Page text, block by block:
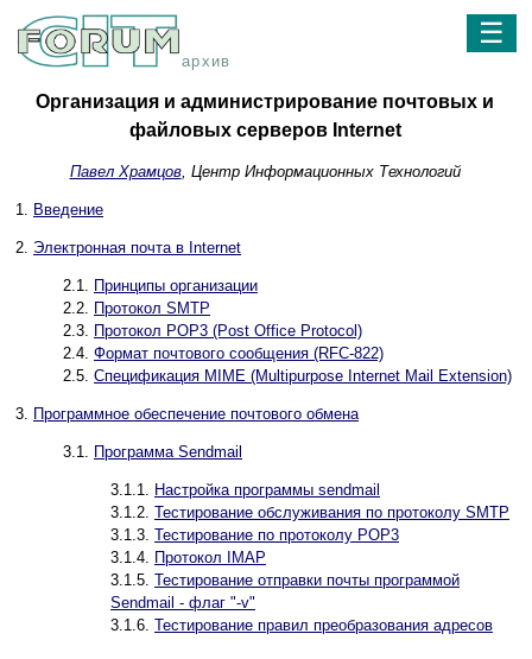
архив
☰
Организация и администрирование почтовых и
файловых серверов Internet
Павел Храмцов, Центр Информационных Технологий
1. Введение
2. Электронная почта в Internet
2.1. Принципы организации
2.2. Протокол SMTP
2.3. Протокол POP3 (Post Office Protocol)
2.4. Формат почтового сообщения (RFC-822)
2.5. Спецификация MIME (Multipurpose Internet Mail Extension)
3. Программное обеспечение почтового обмена
3.1. Программа Sendmail
3.1.1. Настройка программы sendmail
3.1.2. Тестирование обслуживания по протоколу SMTP
3.1.3. Тестирование по протоколу POP3
3.1.4. Протокол IMAP
3.1.5. Тестирование отправки почты программой
Sendmail - флаг "-v"
3.1.6. Тестирование правил преобразования адресов